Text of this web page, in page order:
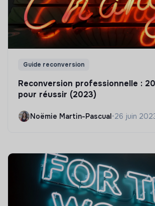
Guide reconversion
Reconversion professionnelle :
pour réussir (2023)
Noëmie Martin-Pascual•26 juin